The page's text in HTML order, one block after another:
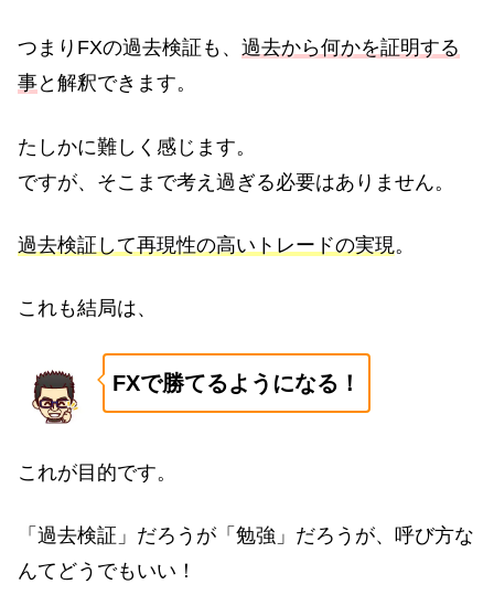
つまりFXの過去検証も、 過去から何かを証明する
事と解釈できます。
たしかに難しく感じます。
ですが、そこまで考え過ぎる必要はありません。
過去検証して再現性の高いトレードの実現。
これも結局は、
FXで勝てるようになる！
これが目的です。
「過去検証」だろうが「勉強」だろうが、呼び方な
んてどうでもいい！